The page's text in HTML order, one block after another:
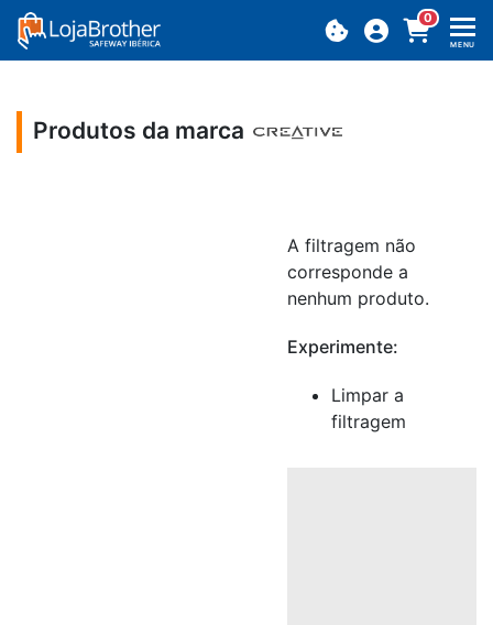
0
MENU
Produtos da marca
A filtragem não
corresponde a
nenhum produto.
Experimente:
Limpar a
filtragem